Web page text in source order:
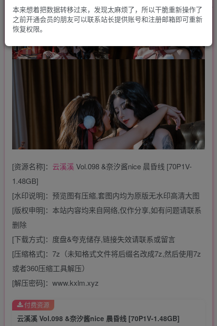
[资源名称]： 云溪溪 Vol.098 &奈汐酱nice 晨昏线 [70P1V-
1.48GB]
[水印说明]：预览图有压缩,套图内均为原版无水印高清大图
[版权申明]：本站内容均来自网络,仅作分享,如有问题请联系
删除
[下载方式]：度盘&夸克储存,链接失效请联系或留言
[压缩格式]：7z（未知格式文件将后缀名改成7z,然后使用7z
或者360压缩工具解压）
[解压密码]：www.kxlm.xyz
云溪溪 Vol.098 &奈汐酱nice 晨昏线 [70P1V-1.48GB]
付费资源
本来想着把数据转移过来，发现太麻烦了，所以干脆重新操作了
之前开通会员的朋友可以联系站长提供账号和注册邮箱即可重新
恢复权限。